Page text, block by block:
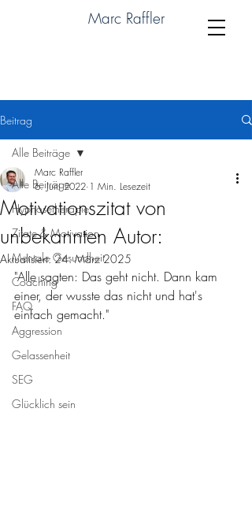
Marc Raffler
Beitrag
Alle Beiträge
Hypnosetherapie
Zitate & Motivation
Mentale Gesundheit
Coaching
FAQ
Aggression
Gelassenheit
SEG
Glücklich sein
Alle Beiträge
Motivationszitat von
unbekannten Autor:
Marc Raffler
6. Juni 2022 1 Min. Lesezeit
Aktualisiert:24. März 2025
"Alle sagten: Das geht nicht. Dann kam
einer, der wusste das nicht und hat's
einfach gemacht."